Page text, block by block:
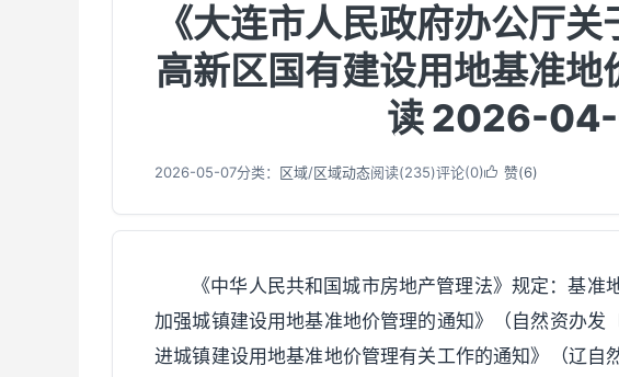
《大连市人民政府办公厅
高新区国有建设用地基准地
读 2026-
2026-05-07分类： 区域/区域动态阅读(236)评论(0) 赞(6)
《中华人民共和国城市房地产管理法》规定：基准
加强城镇建设用地基准地价管理的通知》（自然资办
进城镇建设用地基准地价管理有关工作的通知》（辽